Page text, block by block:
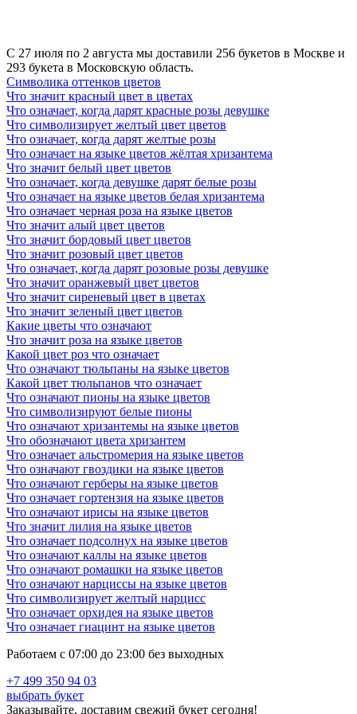
С 27 июля по 2 августа мы доставили 256 букетов в Москве и
293 букета в Московскую область.
Символика оттенков цветов
Что значит красный цвет в цветах
Что означает, когда дарят красные розы девушке
Что символизирует желтый цвет цветов
Что означает, когда дарят желтые розы
Что означает на языке цветов жёлтая хризантема
Что значит белый цвет цветов
Что означает, когда девушке дарят белые розы
Что означает на языке цветов белая хризантема
Что означает черная роза на языке цветов
Что значит алый цвет цветов
Что значит бордовый цвет цветов
Что значит розовый цвет цветов
Что означает, когда дарят розовые розы девушке
Что значит оранжевый цвет цветов
Что значит сиреневый цвет в цветах
Что значит зеленый цвет цветов
Какие цветы что означают
Что значит роза на языке цветов
Какой цвет роз что означает
Что означают тюльпаны на языке цветов
Какой цвет тюльпанов что означает
Что означают пионы на языке цветов
Что символизируют белые пионы
Что означают хризантемы на языке цветов
Что обозначают цвета хризантем
Что означает альстромерия на языке цветов
Что означают гвоздики на языке цветов
Что означают герберы на языке цветов
Что означает гортензия на языке цветов
Что означают ирисы на языке цветов
Что значит лилия на языке цветов
Что означает подсолнух на языке цветов
Что означают каллы на языке цветов
Что означают ромашки на языке цветов
Что означают нарциссы на языке цветов
Что символизирует желтый нарцисс
Что означает орхидея на языке цветов
Что означает гиацинт на языке цветов
Работаем с 07:00 до 23:00 без выходных
+7 499 350 94 03
выбрать букет
Заказывайте, доставим свежий букет сегодня!
интерпретацию цвета. Белая орхидея – это символ почтения,
невинности. Желтая считается символом дружбы, радости.
Розовая орхидея олицетворяет женственность, утонченность,
восхищение. Всевозможные орхидеи с зелеными вкраплениями
– это символ счастья, удачи, долголетия. Орхидеи с
фиолетовыми соцветиями - восхищение выказывание
достоинства, почтения, а цветы с красными вкраплениями -
символы страсти, мужества. Если вы хотите, чтобы ваши
искренние пожелания на языке цветов звучали ярко и отчет-
ливо, выберите конкретный сорт орхидеи, который будет
выражать ваши чувства и эмоции.
Что означает гиацинт на языке цветов
Гиацинты – весенние цветы с потрясающим ароматом, которые
ассоциируются с любовью и новыми открытиями. В настоящий
момент они набирают популярность и становятся всё чаще
главным подарком на 8 марта. Что символизируют гиацинты на
языке цветов? Благодаря яркой окраске, потрясающему аромату
и необычному внешнему виду, трактовать символику гиацинтов
начали еще в эпоху романтизма. Но и на сегодняшний день эти
значения не теряют актуальности. Белый гиацинт расскажет о
восхищении чистотой и красотой девушки. Розовый или
красный гиацинт способен выразить многогранную и яр-кую
палитру любовных чувств — от только зарождающейся страсти
до прощальной нежности. Гиацинты желтого оттенка
символизируют ревность, обиду или недоумение. Синие
гиацинты в знак уважения, преданности и благодарности за
прожитые счастливые годы дарили друг другу супруги.
Прекрасный ароматный букет из гиацинтов не только украсит
дом, но и поможет вам выразить ваше чувства!
Что подарить?
Сколько цветов в букете можно дарить
Выбирая букет цветов в подарок, мы хотим порадовать
получательницу и донести ей свое отношения и пожелания. И
при выборе букета важное значение имеет количество цветов в
композиции. Прежде всего, помните о традиции дарить
нечетное количество цветов. Хотя, современная флористика
придерживается такого правила, что после двенадцатого
соцветия числовая символика не учитывается. Но всё же лучше
дарить нечетное количество цветов в букете, чтобы не оказаться
в неловкой ситуации. Если следовать правилам нумерологии, то
количество цветов в букете играет огромную роль. Раньше
этому уделялось большое внимание, но в современном мире
мало кто продолжает придерживаться этих правил. Пожалуй, не